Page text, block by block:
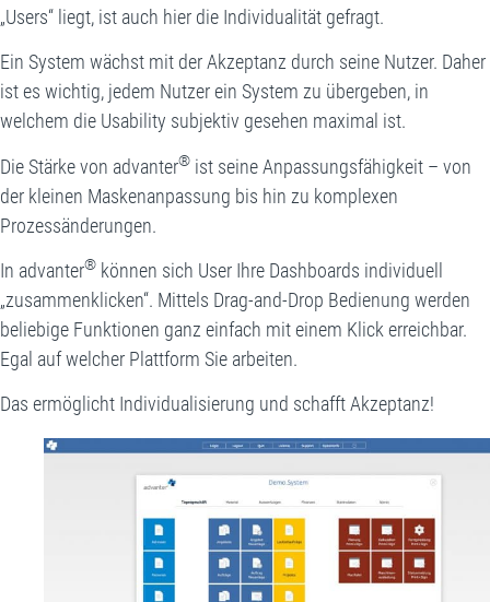
„Users“ liegt, ist auch hier die Individualität gefragt.
Ein System wächst mit der Akzeptanz durch seine Nutzer. Daher
ist es wichtig, jedem Nutzer ein System zu übergeben, in
welchem die Usability subjektiv gesehen maximal ist.
Die Stärke von advanter® ist seine Anpassungsfähigkeit – von
der kleinen Maskenanpassung bis hin zu komplexen
Prozessänderungen.
In advanter® können sich User Ihre Dashboards individuell
„zusammenklicken“. Mittels Drag-and-Drop Bedienung werden
beliebige Funktionen ganz einfach mit einem Klick erreichbar.
Egal auf welcher Plattform Sie arbeiten.
Das ermöglicht Individualisierung und schafft Akzeptanz!